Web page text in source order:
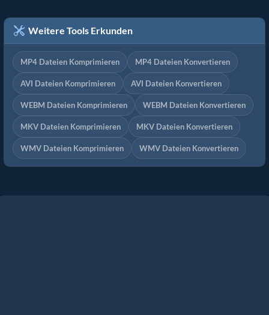
Weitere Tools Erkunden
MP4 Dateien Komprimieren MP4 Dateien Konvertieren
AVI Dateien Komprimieren AVI Dateien Konvertieren
WEBM Dateien Komprimieren WEBM Dateien Konvertieren
MKV Dateien Komprimieren MKV Dateien Konvertieren
WMV Dateien Komprimieren WMV Dateien Konvertieren